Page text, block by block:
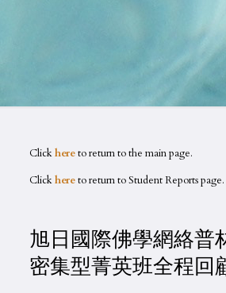
Clickhereto return to the main page.
Clickhereto return to Student Reports page.
旭日國際佛學網絡普
密集型菁英班全程回